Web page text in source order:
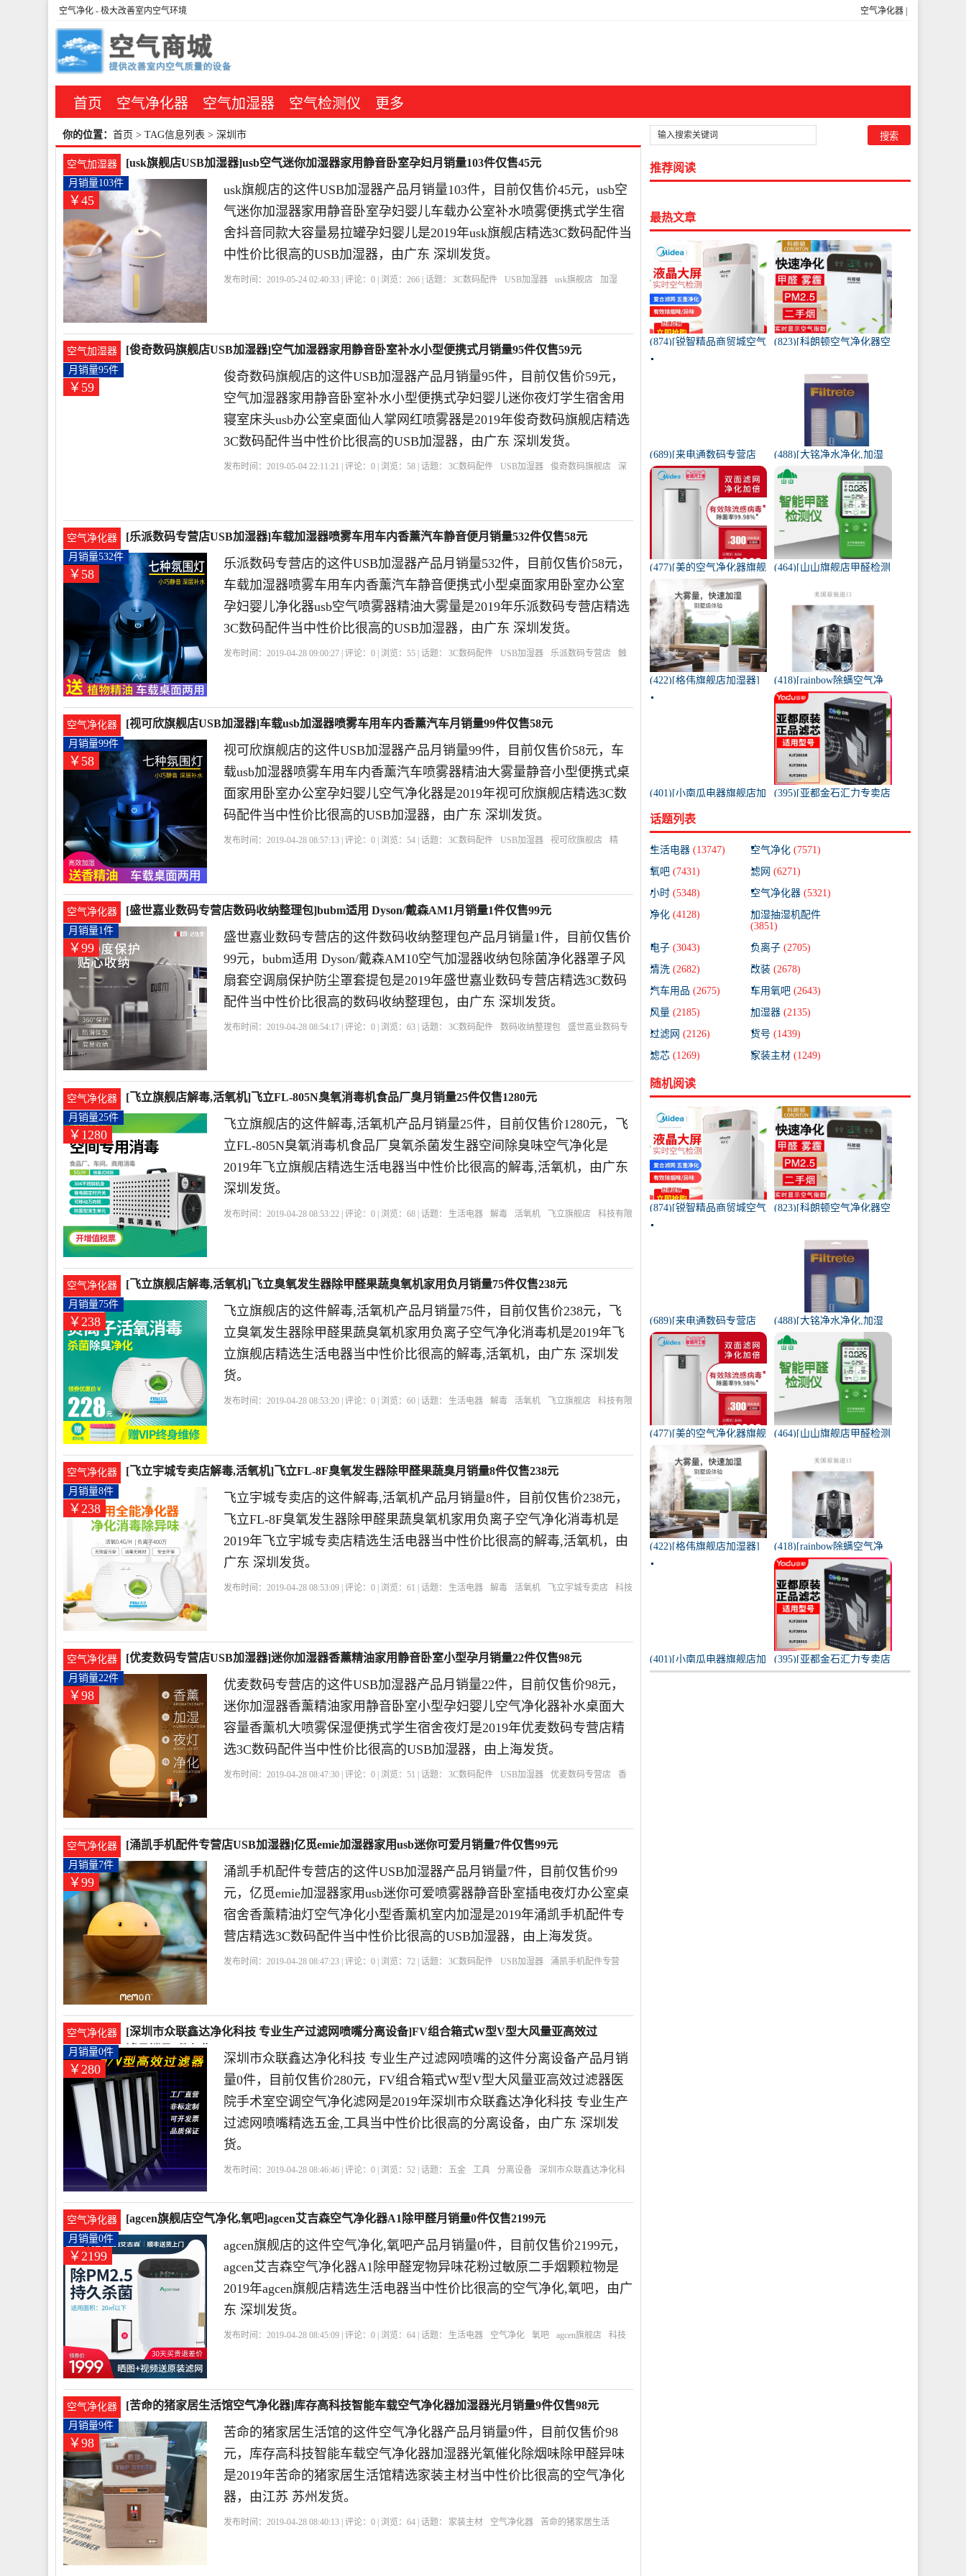
空气净化器
空气净化 - 极大改善室内空气环境
首页 空气净化器 空气加湿器 空气检测仪 更多
你的位置： 首页 > TAG信息列表 > 深圳市
空气加湿器 [usk旗舰店USB加湿器]usb空气迷你加湿器家用静音卧室孕妇月销量103件仅售45元
￥45
月销量103件
usk旗舰店的这件USB加湿器产品月销量103件，目前仅售价45元，usb空
气迷你加湿器家用静音卧室孕妇婴儿车载办公室补水喷雾便携式学生宿
舍抖音同款大容量易拉罐孕妇婴儿是2019年usk旗舰店精选3C数码配件当
中性价比很高的USB加湿器，由广东 深圳发货。
发布时间：2019-05-24 02:40:33 | 评论：0 | 浏览：266 | 话题： 3C数码配件 USB加湿器 usk旗舰店
加湿
空气加湿器 [俊奇数码旗舰店USB加湿器]空气加湿器家用静音卧室补水小型便携式月销量95件仅售59元
￥59
月销量95件
俊奇数码旗舰店的这件USB加湿器产品月销量95件，目前仅售价59元，
空气加湿器家用静音卧室补水小型便携式孕妇婴儿迷你夜灯学生宿舍用
寝室床头usb办公室桌面仙人掌网红喷雾器是2019年俊奇数码旗舰店精选
3C数码配件当中性价比很高的USB加湿器，由广东 深圳发货。
发布时间：2019-05-04 22:11:21 | 评论：0 | 浏览：58 | 话题： 3C数码配件 USB加湿器 俊奇数码旗舰店
深
空气净化器 [乐派数码专营店USB加湿器]车载加湿器喷雾车用车内香薰汽车静音便月销量532件仅售58元
￥58
月销量532件
乐派数码专营店的这件USB加湿器产品月销量532件，目前仅售价58元，
车载加湿器喷雾车用车内香薰汽车静音便携式小型桌面家用卧室办公室
孕妇婴儿净化器usb空气喷雾器精油大雾量是2019年乐派数码专营店精选
3C数码配件当中性价比很高的USB加湿器，由广东 深圳发货。
发布时间：2019-04-28 09:00:27 | 评论：0 | 浏览：55 | 话题： 3C数码配件 USB加湿器 乐派数码专营店
触
空气净化器 [视可欣旗舰店USB加湿器]车载usb加湿器喷雾车用车内香薰汽车月销量99件仅售58元
￥58
月销量99件
视可欣旗舰店的这件USB加湿器产品月销量99件，目前仅售价58元，车
载usb加湿器喷雾车用车内香薰汽车喷雾器精油大雾量静音小型便携式桌
面家用卧室办公室孕妇婴儿空气净化器是2019年视可欣旗舰店精选3C数
码配件当中性价比很高的USB加湿器，由广东 深圳发货。
发布时间：2019-04-28 08:57:13 | 评论：0 | 浏览：54 | 话题： 3C数码配件 USB加湿器 视可欣旗舰店
精
空气净化器 [盛世嘉业数码专营店数码收纳整理包]bubm适用 Dyson/戴森AM1月销量1件仅售99元
￥99
月销量1件
盛世嘉业数码专营店的这件数码收纳整理包产品月销量1件，目前仅售价
99元，bubm适用 Dyson/戴森AM10空气加湿器收纳包除菌净化器罩子风
扇套空调扇保护防尘罩套提包是2019年盛世嘉业数码专营店精选3C数码
配件当中性价比很高的数码收纳整理包，由广东 深圳发货。
发布时间：2019-04-28 08:54:17 | 评论：0 | 浏览：63 | 话题： 3C数码配件 数码收纳整理包
盛世嘉业数码专
空气净化器 [飞立旗舰店解毒,活氧机]飞立FL-805N臭氧消毒机食品厂臭月销量25件仅售1280元
￥1280
月销量25件
飞立旗舰店的这件解毒,活氧机产品月销量25件，目前仅售价1280元，飞
立FL-805N臭氧消毒机食品厂臭氧杀菌发生器空间除臭味空气净化是
2019年飞立旗舰店精选生活电器当中性价比很高的解毒,活氧机，由广东
深圳发货。
发布时间：2019-04-28 08:53:22 | 评论：0 | 浏览：68 | 话题： 生活电器 解毒 活氧机 飞立旗舰店
科技有限
空气净化器 [飞立旗舰店解毒,活氧机]飞立臭氧发生器除甲醛果蔬臭氧机家用负月销量75件仅售238元
￥238
月销量75件
飞立旗舰店的这件解毒,活氧机产品月销量75件，目前仅售价238元，飞
立臭氧发生器除甲醛果蔬臭氧机家用负离子空气净化消毒机是2019年飞
立旗舰店精选生活电器当中性价比很高的解毒,活氧机，由广东 深圳发
货。
发布时间：2019-04-28 08:53:20 | 评论：0 | 浏览：60 | 话题： 生活电器 解毒 活氧机 飞立旗舰店
科技有限
空气净化器 [飞立宇城专卖店解毒,活氧机]飞立FL-8F臭氧发生器除甲醛果蔬臭月销量8件仅售238元
￥238
月销量8件
飞立宇城专卖店的这件解毒,活氧机产品月销量8件，目前仅售价238元，
飞立FL-8F臭氧发生器除甲醛果蔬臭氧机家用负离子空气净化消毒机是
2019年飞立宇城专卖店精选生活电器当中性价比很高的解毒,活氧机，由
广东 深圳发货。
发布时间：2019-04-28 08:53:09 | 评论：0 | 浏览：61 | 话题： 生活电器 解毒 活氧机 飞立宇城专卖店
科技
空气净化器 [优麦数码专营店USB加湿器]迷你加湿器香薰精油家用静音卧室小型孕月销量22件仅售98元
￥98
月销量22件
优麦数码专营店的这件USB加湿器产品月销量22件，目前仅售价98元，
迷你加湿器香薰精油家用静音卧室小型孕妇婴儿空气净化器补水桌面大
容量香薰机大喷雾保湿便携式学生宿舍夜灯是2019年优麦数码专营店精
选3C数码配件当中性价比很高的USB加湿器，由上海发货。
发布时间：2019-04-28 08:47:30 | 评论：0 | 浏览：51 | 话题： 3C数码配件 USB加湿器 优麦数码专营店
香
空气净化器 [涌凯手机配件专营店USB加湿器]亿觅emie加湿器家用usb迷你可爱月销量7件仅售99元
￥99
月销量7件
涌凯手机配件专营店的这件USB加湿器产品月销量7件，目前仅售价99
元，亿觅emie加湿器家用usb迷你可爱喷雾器静音卧室插电夜灯办公室桌
宿舍香薰精油灯空气净化小型香薰机室内加湿是2019年涌凯手机配件专
营店精选3C数码配件当中性价比很高的USB加湿器，由上海发货。
发布时间：2019-04-28 08:47:23 | 评论：0 | 浏览： 72 | 话题： 3C数码配件 USB加湿器
涌凯手机配件专营
空气净化器
[深圳市众联鑫达净化科技 专业生产过滤网喷嘴分离设备]FV组合箱式W型V型大风量亚高效过
滤月销量0件仅售280元
￥280
月销量0件
深圳市众联鑫达净化科技 专业生产过滤网喷嘴的这件分离设备产品月销
量0件，目前仅售价280元，FV组合箱式W型V型大风量亚高效过滤器医
院手术室空调空气净化滤网是2019年深圳市众联鑫达净化科技 专业生产
过滤网喷嘴精选五金,工具当中性价比很高的分离设备，由广东 深圳发
货。
发布时间：2019-04-28 08:46:46 | 评论：0 | 浏览：52 | 话题： 五金 工具 分离设备
深圳市众联鑫达净化科
空气净化器 [agcen旗舰店空气净化,氧吧]agcen艾吉森空气净化器A1除甲醛月销量0件仅售2199元
￥2199
月销量0件
agcen旗舰店的这件空气净化,氧吧产品月销量0件，目前仅售价2199元，
agcen艾吉森空气净化器A1除甲醛宠物异味花粉过敏原二手烟颗粒物是
2019年agcen旗舰店精选生活电器当中性价比很高的空气净化,氧吧，由广
东 深圳发货。
发布时间：2019-04-28 08:45:09 | 评论：0 | 浏览：64 | 话题： 生活电器 空气净化 氧吧 agcen旗舰店
科技
空气净化器 [苦命的猪家居生活馆空气净化器]库存高科技智能车载空气净化器加湿器光月销量9件仅售98元
￥98
月销量9件
苦命的猪家居生活馆的这件空气净化器产品月销量9件，目前仅售价98
元，库存高科技智能车载空气净化器加湿器光氧催化除烟味除甲醛异味
是2019年苦命的猪家居生活馆精选家装主材当中性价比很高的空气净化
器，由江苏 苏州发货。
发布时间：2019-04-28 08:40:13 | 评论：0 | 浏览：64 | 话题： 家装主材 空气净化器
苦命的猪家居生活
推荐阅读
最热文章
(874)[锐智精品商贸城空气
净化器]小米品质车载空气
(823)[科朗顿空气净化器空
雾月销量9件仅售168元
(689)[来电通数码专营店
USB加湿器]加湿器家用静
音卧室小米小型空气无线
可月销量213件仅售29元
(488)[大铭净水净化,加湿
抽湿机配件]3M菲尔萃空
气净化器静电滤网FACF月
销量1件仅售199元
(477)[美的空气净化器旗舰
店空气净化,氧吧]美的空气
净化器家用除甲醛月销量
170件仅售3698元
(464)[山山旗舰店甲醛检测
苯空气质量专业家月销量
12件仅售298元
(422)[格伟旗舰店加湿器]
工业加湿器大容量空气家
(418)[rainbow除螨空气净
化,氧吧]美国原装进口水过
滤RAINBOW空气月销量0
件仅售31920元
(401)[小南瓜电器旗舰店加
音卧室月销量198件仅售
59.9元
(395)[亚都金石汇力专卖店
KJF28月销量0件仅售249元
话题列表
生活电器 (13747) 空气净化 (7571)
氧吧 (7431) 滤网 (6271)
小时 (5348) 空气净化器 (5321)
净化 (4128)
加湿抽湿机配件
(3851)
电子 (3043) 负离子 (2705)
清洗 (2682) 改装 (2678)
汽车用品 (2675) 车用氧吧 (2643)
风量 (2185) 加湿器 (2135)
过滤网 (2126) 货号 (1439)
滤芯 (1269) 家装主材 (1249)
随机阅读
(874)[锐智精品商贸城空气
净化器]小米品质车载空气
(823)[科朗顿空气净化器空
雾月销量9件仅售168元
(689)[来电通数码专营店
USB加湿器]加湿器家用静
音卧室小米小型空气无线
可月销量213件仅售29元
(488)[大铭净水净化,加湿
抽湿机配件]3M菲尔萃空
气净化器静电滤网FACF月
销量1件仅售199元
(477)[美的空气净化器旗舰
店空气净化,氧吧]美的空气
净化器家用除甲醛月销量
170件仅售3698元
(464)[山山旗舰店甲醛检测
苯空气质量专业家月销量
12件仅售298元
(422)[格伟旗舰店加湿器]
工业加湿器大容量空气家
(418)[rainbow除螨空气净
化,氧吧]美国原装进口水过
滤RAINBOW空气月销量0
件仅售31920元
(401)[小南瓜电器旗舰店加
湿器]小南瓜加湿器家用静
(395)[亚都金石汇力专卖店
净化,加湿抽湿机配件]亚都